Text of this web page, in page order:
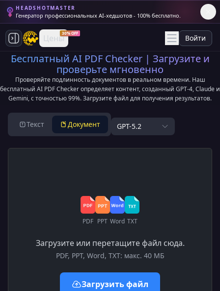
HEADSHOTMASTER
Генератор профессиональных AI-хедшотов - 100% бесплатно.
Цены30% OFF
Войти
Бесплатный AI PDF Checker | Загрузите и
проверьте мгновенно
Проверяйте подлинность документов в реальном времени. Наш
бесплатный AI PDF Checker определяет контент, созданный GPT-4, Claude и
Gemini, с точностью 99%. Загрузите файл для получения результатов.
T Текст Документ GPT-5.2
PDF PPT Word TXT
Загрузите или перетащите файл сюда.
PDF, PPT, Word, TXT: макс. 40 МБ
Загрузить файл